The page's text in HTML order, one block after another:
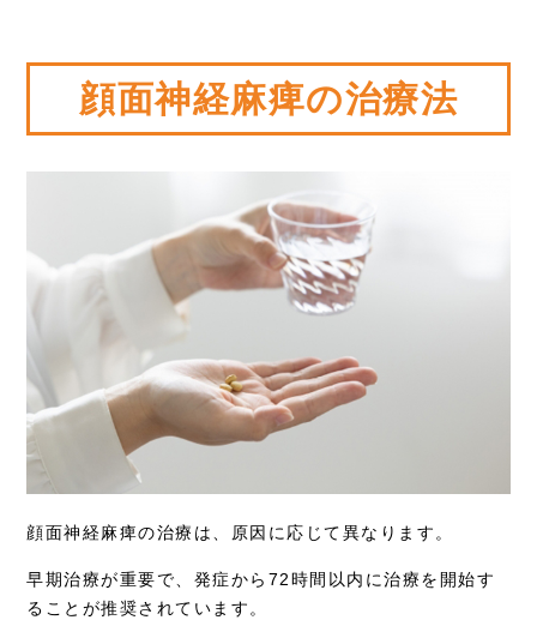
顔面神経麻痺の治療法
顔面神経麻痺の治療は、原因に応じて異なります。
早期治療が重要で、発症から72時間以内に治療を開始す
ることが推奨されています。